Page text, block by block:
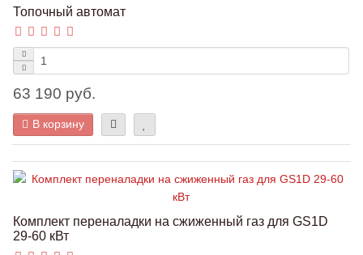
Топочный автомат
63 190 руб.
В корзину
Комплект переналадки на сжиженный газ для GS1D
29-60 кВт